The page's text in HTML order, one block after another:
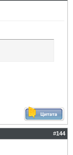
#144